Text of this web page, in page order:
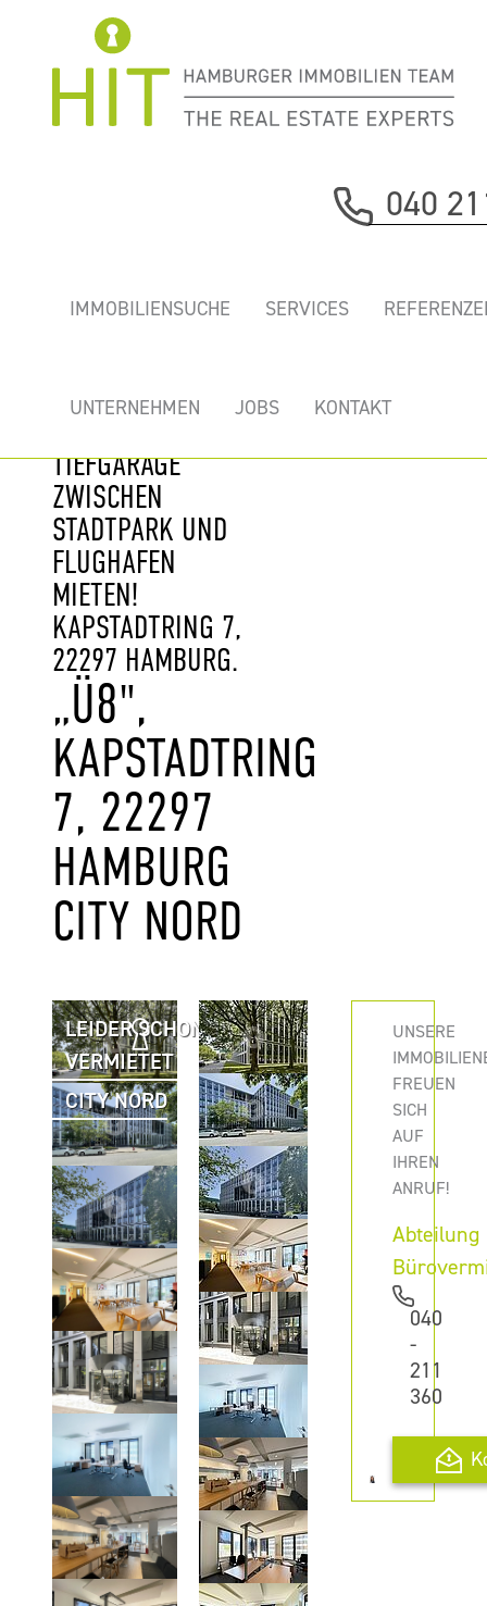
040
IMMOBILIENSUCHE SERVICES
UNTERNEHMEN JOBS KONTAKT
„Ü8" - TOP
AUSGESTATTET,
TIEFGARAGE
ZWISCHEN
STADTPARK UND
FLUGHAFEN
MIETEN!
KAPSTADTRING 7,
22297 HAMBURG.
„Ü8",
KAPSTADTRING
7, 22297
HAMBURG
CITY NORD
LEIDER SCHON
VERMIETET
CITY NORD
UNSERE
FREUEN
SICH
AUF
IHREN
ANRUF!
Abteilung
040
-
211
360